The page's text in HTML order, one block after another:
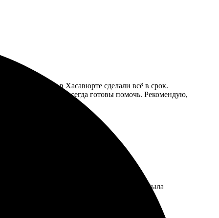
Главное, что в Хасавюрте сделали всё в срок.
поддержка, всегда готовы помочь. Рекомендую,
изготовления отличное. Доставка была